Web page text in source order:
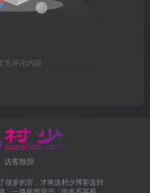
无评论内容
访客致辞
很多的苦，才将这村少博客送到